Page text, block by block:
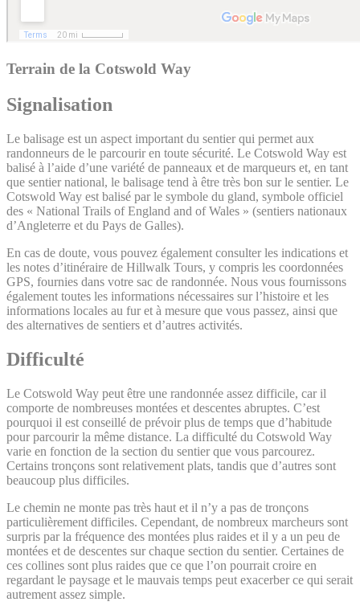
Terrain de la Cotswold Way
Signalisation
Le balisage est un aspect important du sentier qui permet aux
randonneurs de le parcourir en toute sécurité. Le Cotswold Way est
balisé à l’aide d’une variété de panneaux et de marqueurs et, en tant
que sentier national, le balisage tend à être très bon sur le sentier. Le
Cotswold Way est balisé par le symbole du gland, symbole officiel
des « National Trails of England and of Wales » (sentiers nationaux
d’Angleterre et du Pays de Galles).
En cas de doute, vous pouvez également consulter les indications et
les notes d’itinéraire de Hillwalk Tours, y compris les coordonnées
GPS, fournies dans votre sac de randonnée. Nous vous fournissons
également toutes les informations nécessaires sur l’histoire et les
informations locales au fur et à mesure que vous passez, ainsi que
des alternatives de sentiers et d’autres activités.
Difficulté
Le Cotswold Way peut être une randonnée assez difficile, car il
comporte de nombreuses montées et descentes abruptes. C’est
pourquoi il est conseillé de prévoir plus de temps que d’habitude
pour parcourir la même distance. La difficulté du Cotswold Way
varie en fonction de la section du sentier que vous parcourez.
Certains tronçons sont relativement plats, tandis que d’autres sont
beaucoup plus difficiles.
Le chemin ne monte pas très haut et il n’y a pas de tronçons
particulièrement difficiles. Cependant, de nombreux marcheurs sont
surpris par la fréquence des montées plus raides et il y a un peu de
montées et de descentes sur chaque section du sentier. Certaines de
ces collines sont plus raides que ce que l’on pourrait croire en
regardant le paysage et le mauvais temps peut exacerber ce qui serait
autrement assez simple.